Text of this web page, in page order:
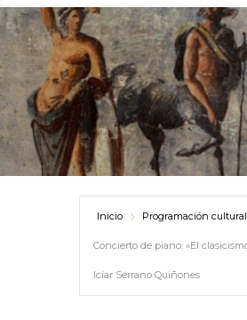
Inicio Programación cultural
Concierto de piano: «El
Icíar Serrano Quiñones